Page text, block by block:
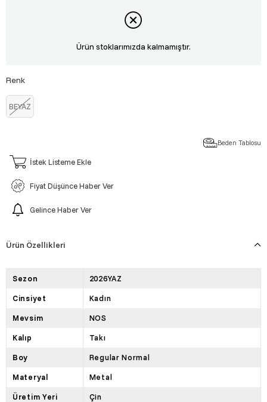
Ürün stoklarımızda kalmamıştır.
Renk
BEYAZ
Beden Tablosu
İstek Listeme Ekle
Fiyat Düşünce Haber Ver
Gelince Haber Ver
Ürün Özellikleri
Sezon 2026YAZ
Cinsiyet Kadın
Mevsim NOS
Kalıp Takı
Boy Regular Normal
Materyal Metal
Üretim Yeri Çin